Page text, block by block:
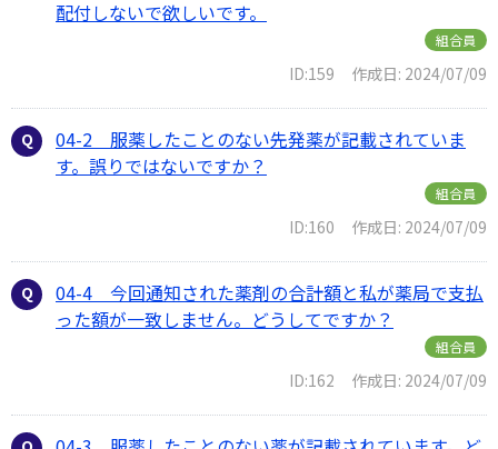
配付しないで欲しいです。
組合員
ID:159 作成日: 2024/07/09
04-2 服薬したことのない先発薬が記載されていま
す。誤りではないですか？
組合員
ID:160 作成日: 2024/07/09
04-4 今回通知された薬剤の合計額と私が薬局で支払
った額が一致しません。どうしてですか？
組合員
ID:162 作成日: 2024/07/09